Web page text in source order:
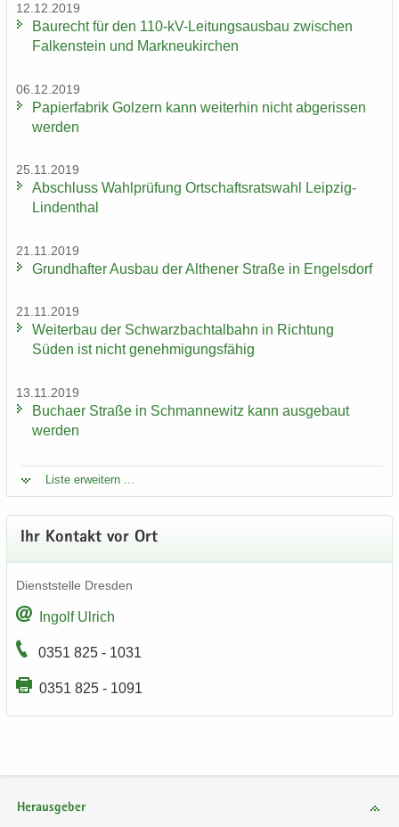
12.12.2019
Bau­recht für den 110-​kV-Leitungsausbau zwi­schen
Fal­ken­stein und Mark­neu­kir­chen
06.12.2019
Pa­pier­fa­brik Golz­ern kann wei­ter­hin nicht ab­ge­ris­sen
wer­den
25.11.2019
Ab­schluss Wahl­prü­fung Ort­schafts­rats­wahl Leipzig-​
Lindenthal
21.11.2019
Grund­haf­ter Aus­bau der Alt­he­ner Stra­ße in En­gels­dorf
21.11.2019
Wei­ter­bau der Schwarz­bach­tal­bahn in Rich­tung
Süden ist nicht ge­neh­mi­gungs­fä­hig
13.11.2019
Bu­ch­a­er Stra­ße in Sch­man­ne­witz kann aus­ge­baut
wer­den
Liste er­wei­tern ...
Ihr Kon­takt vor Ort
Dienst­stel­le Dres­den
In­golf Ul­rich
0351 825 - 1031
0351 825 - 1091
Herausgeber